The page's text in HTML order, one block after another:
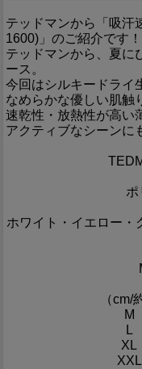
テッドマンから「吸汗
1600)」のご紹介です！
テッドマンから、夏に
ース。
今回はシルキードライ
なめらかな優しい肌触
速乾性・放熱性が高い
アクティブなシーンに
ポ
ホワイト・イエロー・
（cm/
M
L
XL
XXL